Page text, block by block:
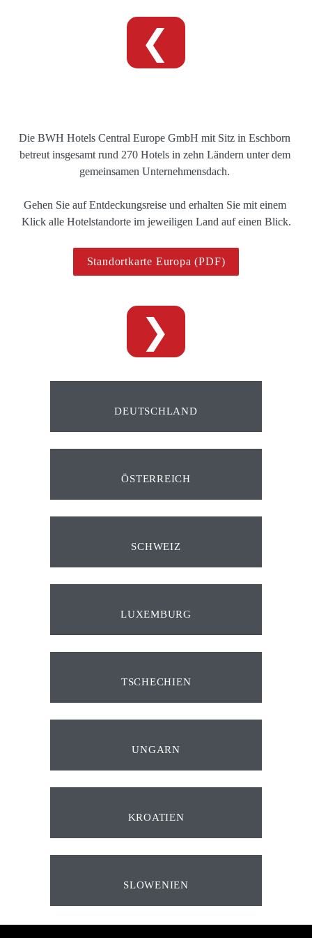
❮
Die BWH Hotels Central Europe GmbH mit Sitz in Eschborn
betreut insgesamt rund 270 Hotels in zehn Ländern unter dem
gemeinsamen Unternehmensdach.
Gehen Sie auf Entdeckungsreise und erhalten Sie mit einem
Klick alle Hotelstandorte im jeweiligen Land auf einen Blick.
Standortkarte Europa (PDF)
❯
DEUTSCHLAND
ÖSTERREICH
SCHWEIZ
LUXEMBURG
TSCHECHIEN
UNGARN
KROATIEN
SLOWENIEN